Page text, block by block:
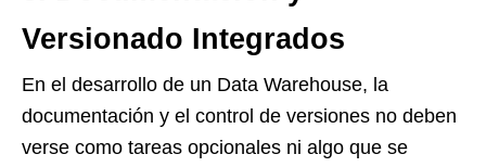
Versionado Integrados
En el desarrollo de un Data Warehouse, la
documentación y el control de versiones no deben
verse como tareas opcionales ni algo que se